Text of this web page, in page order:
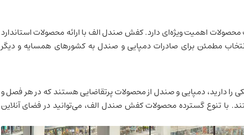
اهمیت ویژه‌ای دارد. کفش صندل الف با ارائه محصولات استاندارد
انتخاب مطمئن برای صادرات دمپایی و صندل به کشورهای همسایه و دیگر
یکی را دارید، دمپایی و صندل از محصولات پرتقاضایی هستند که در هر فصل و
با تنوع گسترده محصولات کفش صندل الف، می‌توانید در فضای آنلاین